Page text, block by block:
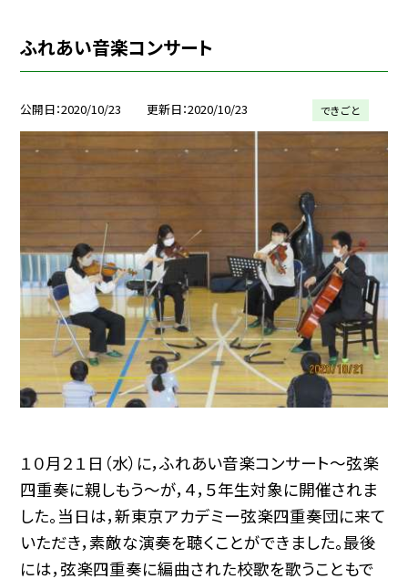
ふれあい音楽コンサート
公開日 2020/10/23 更新日 2020/10/23 できごと
１０月２１日（水）に，ふれあい音楽コンサート〜弦楽
四重奏に親しもう〜が，４，５年生対象に開催されま
した。当日は，新東京アカデミー弦楽四重奏団に来て
いただき，素敵な演奏を聴くことができました。最後
には，弦楽四重奏に編曲された校歌を歌うこともで